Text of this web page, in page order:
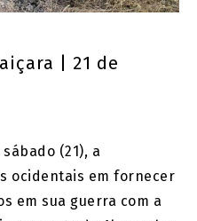
| 21 de
(21), a
ocidentais em fornecer
em sua guerra com a